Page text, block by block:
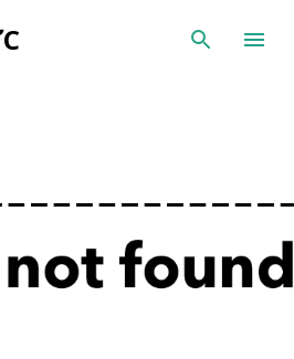
Chuyển đến nội dung chính